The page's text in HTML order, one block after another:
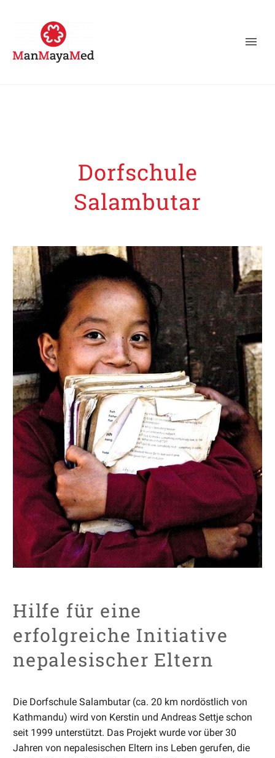
Dorfschule
Salambutar
Hilfe für eine
erfolgreiche Initiative
nepalesischer Eltern
Die Dorfschule Salambutar (ca. 20 km nordöstlich von
Kathmandu) wird von Kerstin und Andreas Settje schon
seit 1999 unterstützt. Das Projekt wurde vor über 30
Jahren von nepalesischen Eltern ins Leben gerufen, die